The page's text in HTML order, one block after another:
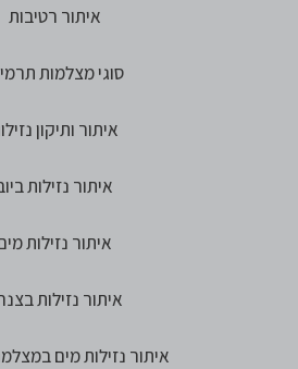
איתור רטיבות
סוגי מצלמות
איתור ותיקון
איתור נזילות
איתור נזילות
איתור נזילות
איתור נזילות מים